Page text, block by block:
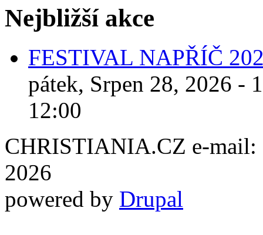
Nejbližší akce
FESTIVAL NAPŘÍČ
pátek, Srpen 28, 2026 -
12:00
CHRISTIANIA.CZ e-mail:
2026
powered by Drupal